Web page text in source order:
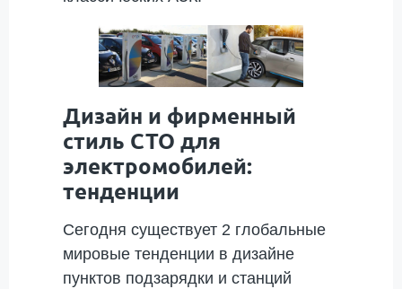
Дизайн и фирменный
стиль СТО для
электромобилей:
тенденции
Сегодня существует 2 глобальные
мировые тенденции в дизайне
пунктов подзарядки и станций